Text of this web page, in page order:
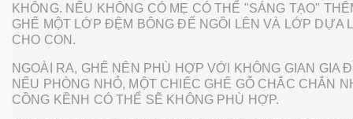
KHÔNG. NẾU KHÔNG CÓ MẸ CÓ THỂ "SÁNG TẠO"
GHẾ MỘT LỚP ĐỆM BÔNG ĐỂ NGỒI LÊN VÀ LỚP DỰA
CHO CON.
NGOÀI RA, GHẾ NÊN PHÙ HỢP VỚI KHÔNG GIAN GIA
NẾU PHÒNG NHỎ, MỘT CHIẾC GHẾ GỖ CHẮC CHẮN
CỒNG KỀNH CÓ THỂ SẼ KHÔNG PHÙ HỢP.